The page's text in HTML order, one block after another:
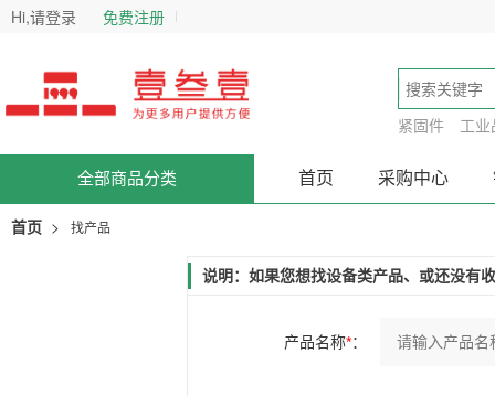
Hi,请登录 免费注册
紧固件 工业
全部商品分类 首页 采购中心
首页 > 找产品
说明：如果您想找设备类产品、或还没有
产品名称*：